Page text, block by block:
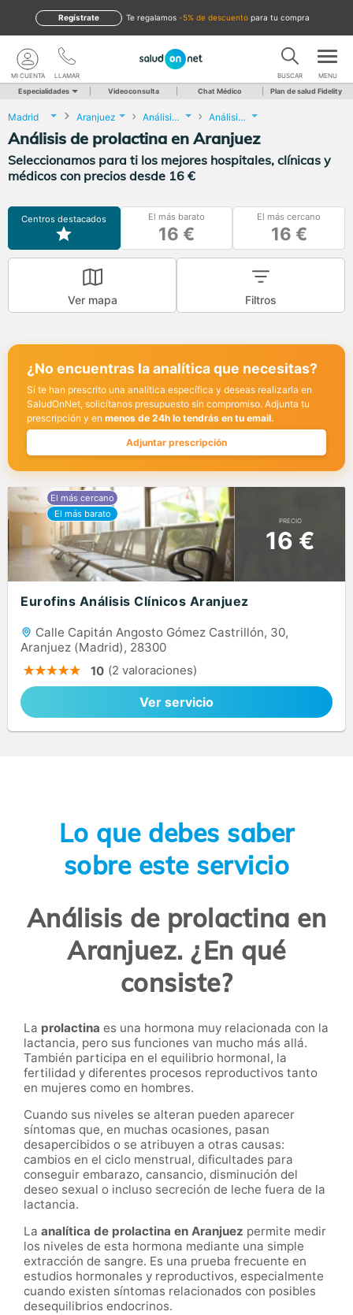
te regalamos -5% de descuento para tu compra
Regístrate
LLAMAR
MI CUENTA BUSCAR MENU
Especialidades Videoconsulta Chat Médico Plan de salud Fidelity
Madrid Aranjuez Análisis Clínicos Análisis de prolactina
Análisis de prolactina en Aranjuez
Seleccionamos para ti los mejores hospitales, clínicas y
médicos con precios desde 16 €
Centros destacados El más barato
16 €
El más cercano
16 €
Ver mapa Filtros
¿No encuentras la analítica que necesitas?
Si te han prescrito una analítica específica y deseas realizarla en
SaludOnNet, solicítanos presupuesto sin compromiso. Adjunta tu
prescripción y en menos de 24h lo tendrás en tu email.
Adjuntar prescripción
PRECIO
16 €
Eurofins Análisis Clínicos Aranjuez
Calle Capitán Angosto Gómez Castrillón, 30,
Aranjuez (Madrid), 28300
10 (2 valoraciones)
Ver servicio
Lo que debes saber
sobre este servicio
Análisis de prolactina en
Aranjuez. ¿En qué
consiste?
La prolactina es una hormona muy relacionada con la
lactancia, pero sus funciones van mucho más allá.
También participa en el equilibrio hormonal, la
fertilidad y diferentes procesos reproductivos tanto
en mujeres como en hombres.
Cuando sus niveles se alteran pueden aparecer
síntomas que, en muchas ocasiones, pasan
desapercibidos o se atribuyen a otras causas:
cambios en el ciclo menstrual, dificultades para
conseguir embarazo, cansancio, disminución del
deseo sexual o incluso secreción de leche fuera de la
lactancia.
La analítica de prolactina en Aranjuez permite medir
los niveles de esta hormona mediante una simple
extracción de sangre. Es una prueba frecuente en
estudios hormonales y reproductivos, especialmente
cuando existen síntomas relacionados con posibles
desequilibrios endocrinos.